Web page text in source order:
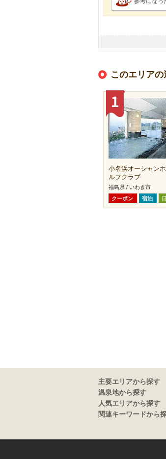
このエリア
小名浜オーシャン
ルフクラブ
福島県 / いわき市
クーポン
宿泊
主要エリアから探す
温泉地から探す
人気エリアから探す
関連キーワードから